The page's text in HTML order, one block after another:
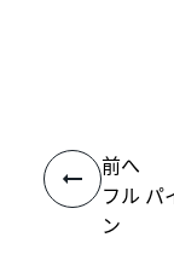
前へ
フル パ
ン